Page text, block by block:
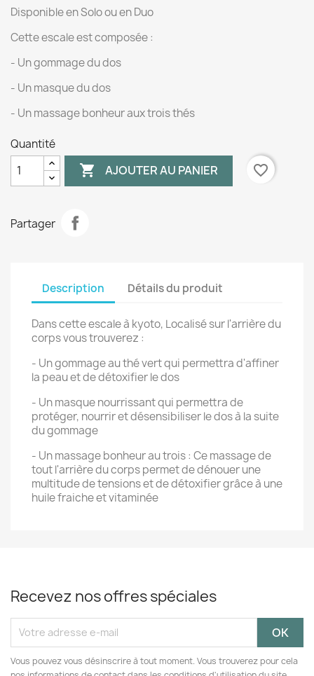
Disponible en Solo ou en Duo
Cette escale est composée :
- Un gommage du dos
- Un masque du dos
- Un massage bonheur aux trois thés
Quantité
 AJOUTER AU PANIER favorite_border
Partager
Description Détails du produit
Dans cette escale à kyoto, Localisé sur l'arrière du
corps vous trouverez :
- Un gommage au thé vert qui permettra d'affiner
la peau et de détoxifier le dos
- Un masque nourrissant qui permettra de
protéger, nourrir et désensibiliser le dos à la suite
du gommage
- Un massage bonheur au trois : Ce massage de
tout l'arrière du corps permet de dénouer une
multitude de tensions et de détoxifier grâce à une
huile fraiche et vitaminée
Recevez nos offres spéciales
Vous pouvez vous désinscrire à tout moment. Vous trouverez pour cela